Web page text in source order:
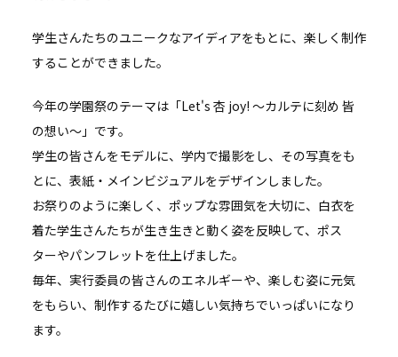
学生さんたちのユニークなアイディアをもとに、楽しく制作
することができました。
今年の学園祭のテーマは「Let's 杏 joy! 〜カルテに刻め 皆
の想い〜」です。
学生の皆さんをモデルに、学内で撮影をし、その写真をも
とに、表紙・メインビジュアルをデザインしました。
お祭りのように楽しく、ポップな雰囲気を大切に、白衣を
着た学生さんたちが生き生きと動く姿を反映して、ポス
ターやパンフレットを仕上げました。
毎年、実行委員の皆さんのエネルギーや、楽しむ姿に元気
をもらい、制作するたびに嬉しい気持ちでいっぱいになり
ます。